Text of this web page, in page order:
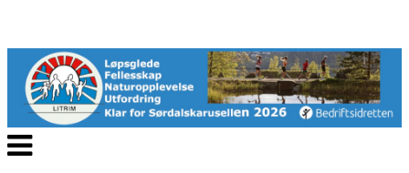
Veksle
navigasjon